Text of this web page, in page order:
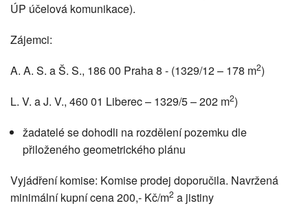
ÚP účelová komunikace).
Zájemci:
A. A. S. a Š. S., 186 00 Praha 8 - (1329/12 – 178 m2)
L. V. a J. V., 460 01 Liberec – 1329/5 – 202 m2)
žadatelé se dohodli na rozdělení pozemku dle
přiloženého geometrického plánu
Vyjádření komise: Komise prodej doporučila. Navržená
minimální kupní cena 200,- Kč/m2 a jistiny